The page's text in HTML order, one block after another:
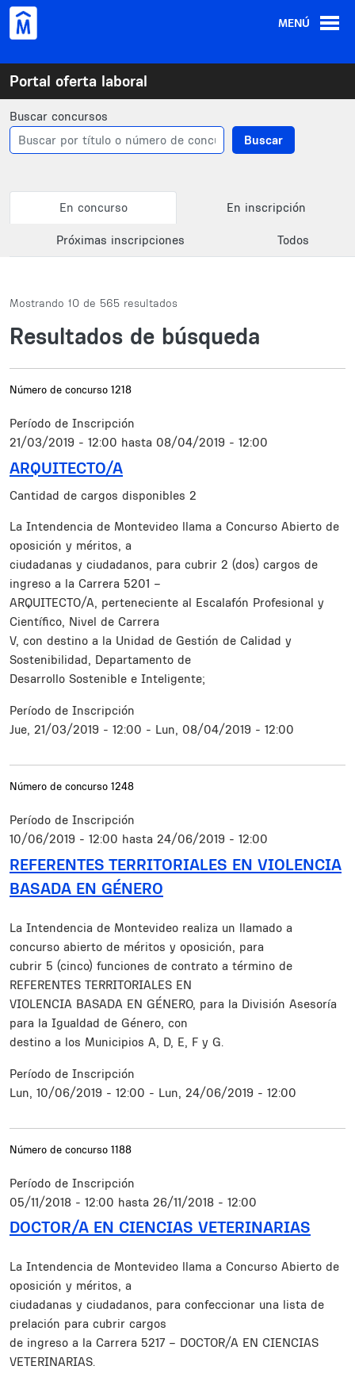
Pasar al contenido principal
MENÚ
Portal oferta laboral
Buscar concursos
Buscar
Primary tabs
En concurso En inscripción
Próximas inscripciones Todos
Mostrando 10 de 565 resultados
Resultados de búsqueda
Número de concurso 1218
Período de Inscripción
21/03/2019 - 12:00 hasta 08/04/2019 - 12:00
ARQUITECTO/A
Cantidad de cargos disponibles 2
Resumen
La Intendencia de Montevideo llama a Concurso Abierto de
oposición y méritos, a
ciudadanas y ciudadanos, para cubrir 2 (dos) cargos de
ingreso a la Carrera 5201 –
ARQUITECTO/A, perteneciente al Escalafón Profesional y
Científico, Nivel de Carrera
V, con destino a la Unidad de Gestión de Calidad y
Sostenibilidad, Departamento de
Desarrollo Sostenible e Inteligente;
Período de Inscripción
Jue, 21/03/2019 - 12:00 - Lun, 08/04/2019 - 12:00
Número de concurso 1248
Período de Inscripción
10/06/2019 - 12:00 hasta 24/06/2019 - 12:00
REFERENTES TERRITORIALES EN VIOLENCIA
BASADA EN GÉNERO
Resumen
La Intendencia de Montevideo realiza un llamado a
concurso abierto de méritos y oposición, para
cubrir 5 (cinco) funciones de contrato a término de
REFERENTES TERRITORIALES EN
VIOLENCIA BASADA EN GÉNERO, para la División Asesoría
para la Igualdad de Género, con
destino a los Municipios A, D, E, F y G.
Período de Inscripción
Lun, 10/06/2019 - 12:00 - Lun, 24/06/2019 - 12:00
Número de concurso 1188
Período de Inscripción
05/11/2018 - 12:00 hasta 26/11/2018 - 12:00
DOCTOR/A EN CIENCIAS VETERINARIAS
Resumen
La Intendencia de Montevideo llama a Concurso Abierto de
oposición y méritos, a
ciudadanas y ciudadanos, para confeccionar una lista de
prelación para cubrir cargos
de ingreso a la Carrera 5217 – DOCTOR/A EN CIENCIAS
VETERINARIAS.